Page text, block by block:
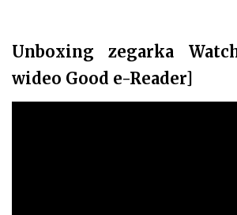
Unboxing zegarka
wideo Good e-Reader]